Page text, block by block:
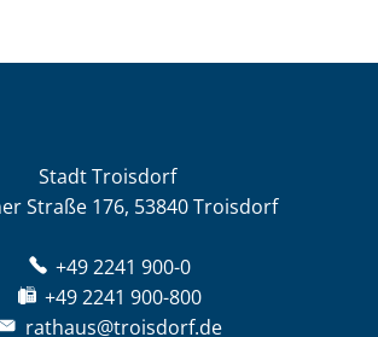
Stadt Troisdorf
Straße 176, 53840 Troisdorf
+49 2241 900-0
+49 2241 900-800
rathaus@troisdorf.de